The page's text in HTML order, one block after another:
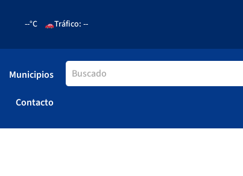
--°C Tráfico: --
Municipios
Contacto